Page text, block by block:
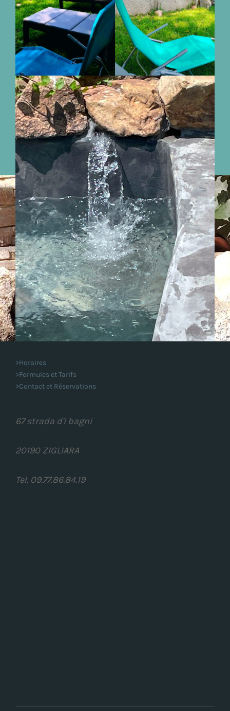
>Horaires
>Formules et Tarifs
>Contact et Réservations
67 strada d'i bagni
20190 ZIGLIARA
Tel. 09.77.86.84.19